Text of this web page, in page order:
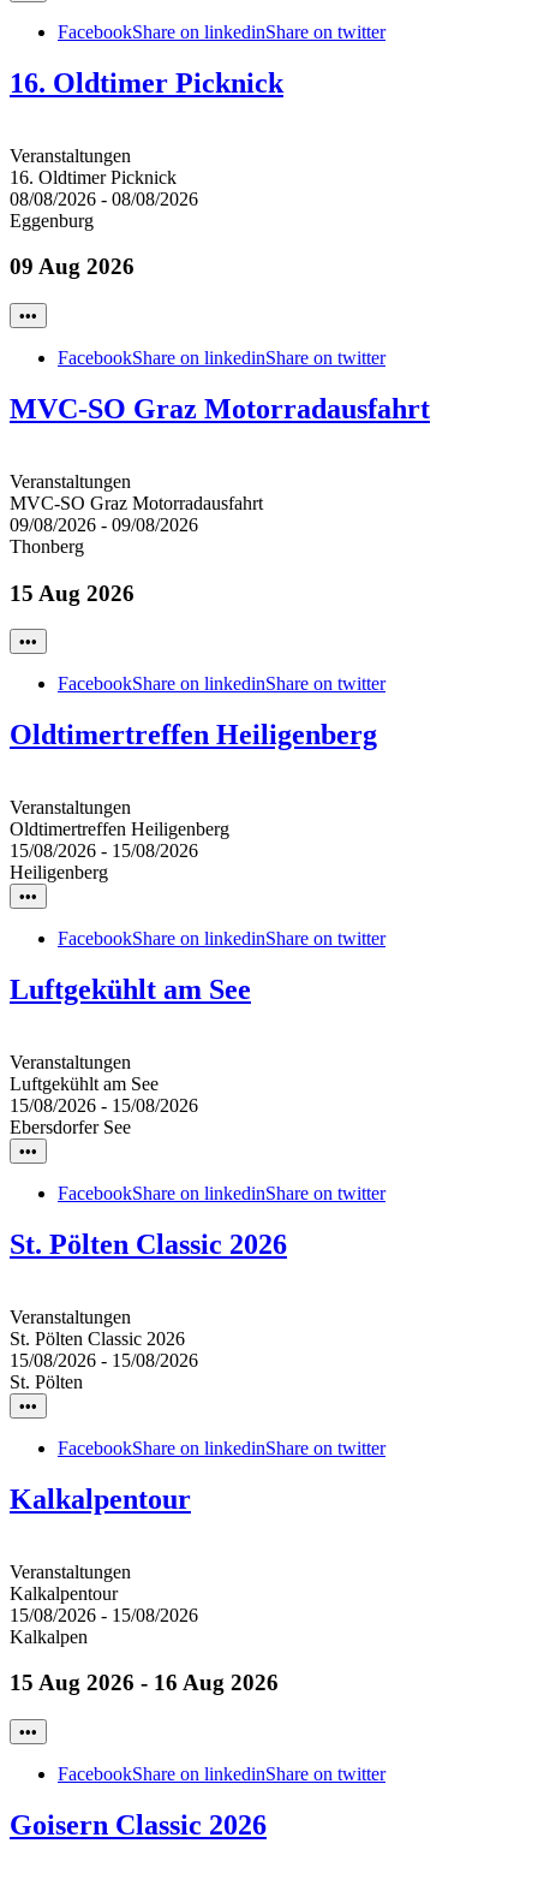
FacebookShare on linkedinShare on twitter
16. Oldtimer Picknick
Veranstaltungen
16. Oldtimer Picknick
08/08/2026 - 08/08/2026
Eggenburg
09 Aug 2026
•••
FacebookShare on linkedinShare on twitter
MVC-SO Graz Motorradausfahrt
Veranstaltungen
MVC-SO Graz Motorradausfahrt
09/08/2026 - 09/08/2026
Thonberg
15 Aug 2026
•••
FacebookShare on linkedinShare on twitter
Oldtimertreffen Heiligenberg
Veranstaltungen
Oldtimertreffen Heiligenberg
15/08/2026 - 15/08/2026
Heiligenberg
•••
FacebookShare on linkedinShare on twitter
Luftgekühlt am See
Veranstaltungen
Luftgekühlt am See
15/08/2026 - 15/08/2026
Ebersdorfer See
•••
FacebookShare on linkedinShare on twitter
St. Pölten Classic 2026
Veranstaltungen
St. Pölten Classic 2026
15/08/2026 - 15/08/2026
St. Pölten
•••
FacebookShare on linkedinShare on twitter
Kalkalpentour
Veranstaltungen
Kalkalpentour
15/08/2026 - 15/08/2026
Kalkalpen
15 Aug 2026 - 16 Aug 2026
•••
FacebookShare on linkedinShare on twitter
Goisern Classic 2026